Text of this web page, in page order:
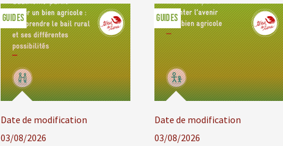
Date de modification
03/08/2026
GUIDES
Date de modification
03/08/2026
GUIDES